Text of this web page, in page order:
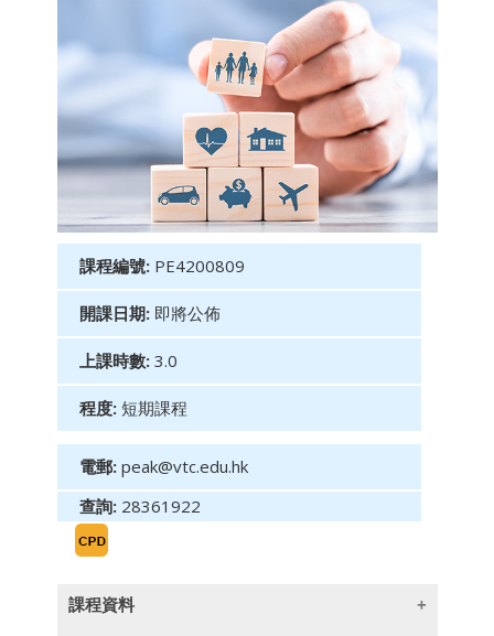
課程編號: PE4200809
開課日期: 即將公佈
上課時數: 3.0
程度: 短期課程
電郵: peak@vtc.edu.hk
查詢: 28361922
課程資料